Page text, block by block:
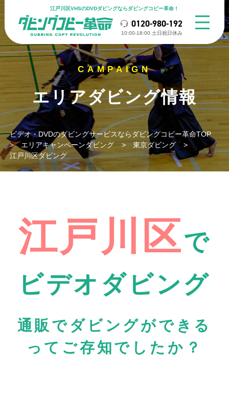
江戸川区VHSのDVDダビングならダビングコピー革命！
0120-980-192
10:00-18:00 ⼟⽇祝⽇休み
エリアダビング情報
ビデオ・DVDのダビングサービスならダビングコピー革命TOP
>エリアキャンペーンダビング >東京ダビング>
江戸川区ダビング
江戸川区で
ビデオダビング
通販でダビングができる
ってご存知でしたか？